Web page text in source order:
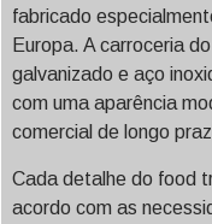
fabricado
Europa. A carroceria
galvanizado e aço
com uma aparência
comercial de longo
Cada detalhe do food
acordo com as